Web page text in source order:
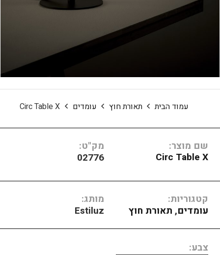
עמוד הבית תאורת חוץ עומדים Circ Table X
שם מוצר:
Circ Table X
מק"ט:
02776
קטגוריות:
עומדים, תאורת חוץ
מותג:
Estiluz
צבע